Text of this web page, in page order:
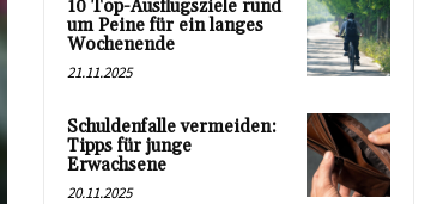
10 Top-Ausflugsziele rund
um Peine für ein langes
Wochenende
21.11.2025
Schuldenfalle vermeiden:
Tipps für junge
Erwachsene
20.11.2025